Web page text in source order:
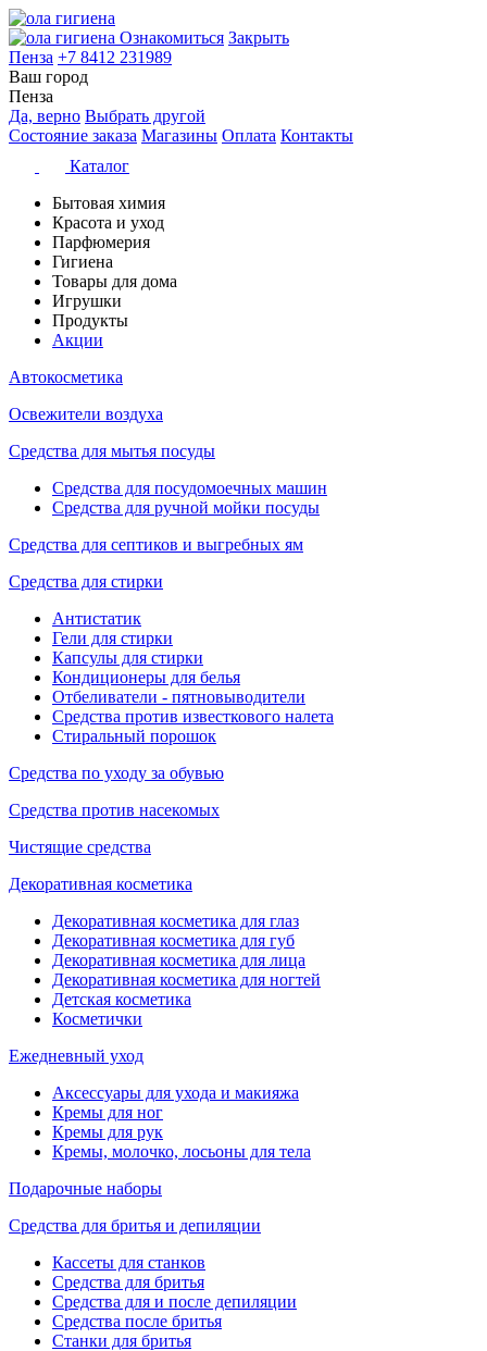
Ознакомиться Закрыть
Пенза +7 8412 231989
Ваш город
Пенза
Да, верно Выбрать другой
Состояние заказа Магазины Оплата Контакты
Каталог
Бытовая химия
Красота и уход
Парфюмерия
Гигиена
Товары для дома
Игрушки
Продукты
Акции
Автокосметика
Освежители воздуха
Средства для мытья посуды
Средства для посудомоечных машин
Средства для ручной мойки посуды
Средства для септиков и выгребных ям
Средства для стирки
Антистатик
Гели для стирки
Капсулы для стирки
Кондиционеры для белья
Отбеливатели - пятновыводители
Средства против известкового налета
Стиральный порошок
Средства по уходу за обувью
Средства против насекомых
Чистящие средства
Декоративная косметика
Декоративная косметика для глаз
Декоративная косметика для губ
Декоративная косметика для лица
Декоративная косметика для ногтей
Детская косметика
Косметички
Ежедневный уход
Аксессуары для ухода и макияжа
Кремы для ног
Кремы для рук
Кремы, молочко, лосьоны для тела
Подарочные наборы
Средства для бритья и депиляции
Кассеты для станков
Средства для бритья
Средства для и после депиляции
Средства после бритья
Станки для бритья